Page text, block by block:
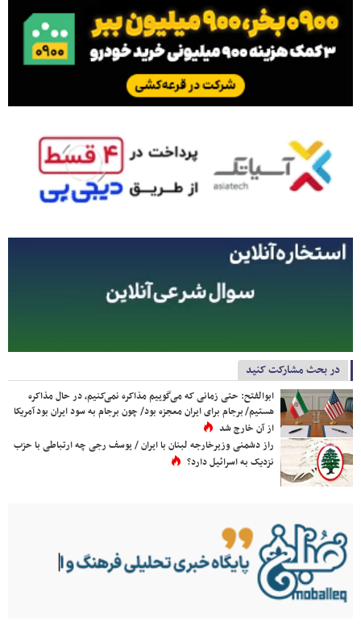
در بحث مشارکت کنید
ابوالفتح: حتی زمانی که می‌گوییم مذاکره نمی‌کنیم، در حال مذاکره
هستیم/ برجام برای ایران معجزه بود/ چون برجام به سود ایران بود آمریکا
از آن خارج شد
راز دشمنی وزیرخارجه لبنان با ایران / یوسف رجی چه ارتباطی با حزب
نزدیک به اسرائیل دارد؟